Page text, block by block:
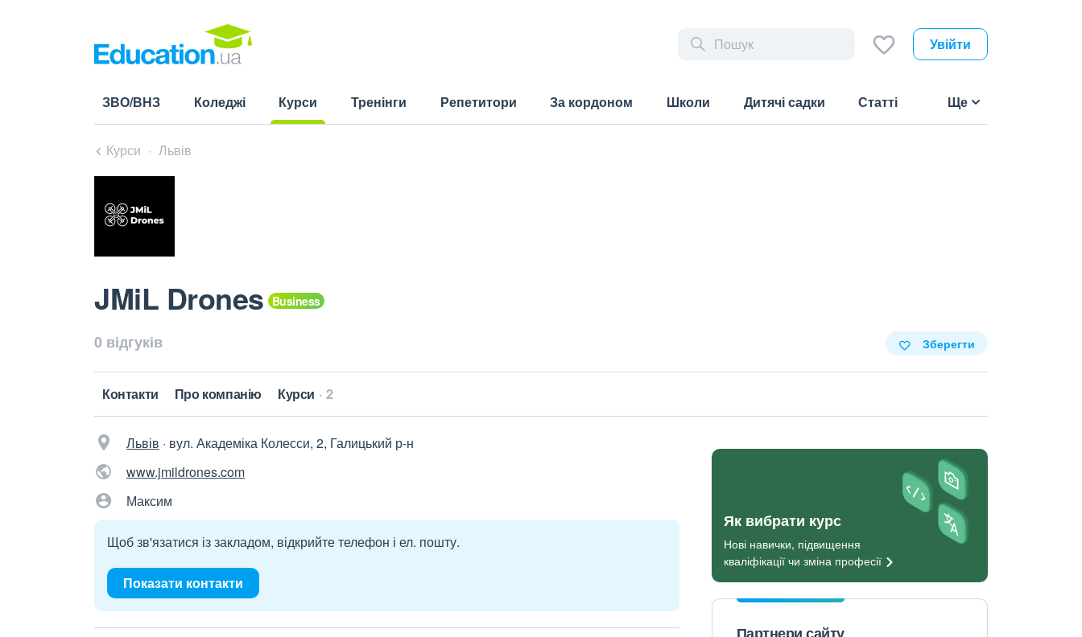
Увійти
ЗВО/ВНЗ Коледжі
Курси
Тренінги Репетитори За кордоном Школи Дитячі садки Статті Ще
Курси Львів
JMiL Drones
0 відгуків Зберегти
Контакти Про компанію Курси 2
Львів · вул. Академіка Колесси, 2, Галицький р-н
www.jmildrones.com
Максим
Щоб зв'язатися із закладом, відкрийте телефон і ел. пошту.
Показати контакти
Як вибрати курс
Нові навички, підвищення
кваліфікації чи зміна професії